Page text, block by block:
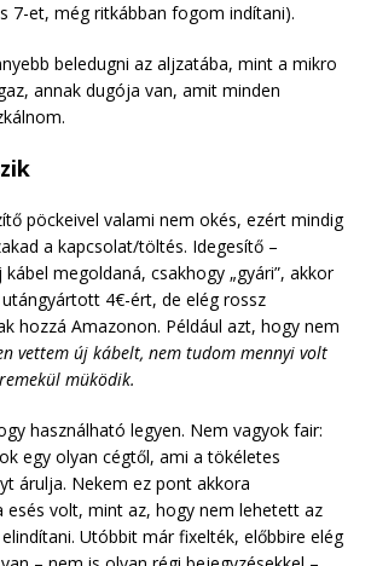
7-et, még ritkábban fogom indítani).
beledugni az aljzatába, mint a mikro
annak dugója van, amit minden
pöckeivel valami nem okés, ezért mindig
a kapcsolat/töltés. Idegesítő –
megoldaná, csakhogy „gyári”, akkor
utángyártott 4€-ért, de elég rossz
hozzá Amazonon. Például azt, hogy nem
vettem új kábelt, nem tudom mennyi volt
müködik.
használható legyen. Nem vagyok fair:
egy olyan cégtől, ami a tökéletes
árulja. Nekem ez pont akkora
esés volt, mint az, hogy nem lehetett az
elindítani. Utóbbit már fixelték, előbbire elég